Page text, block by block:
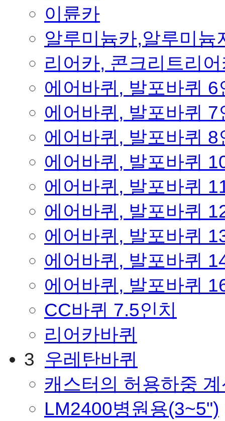
이륜카
알루미늄카,알루미늄
리어카, 콘크리트리
에어바퀴, 발포바퀴 6
에어바퀴, 발포바퀴 7
에어바퀴, 발포바퀴 8
에어바퀴, 발포바퀴
에어바퀴, 발포바퀴
에어바퀴, 발포바퀴
에어바퀴, 발포바퀴
에어바퀴, 발포바퀴
에어바퀴, 발포바퀴
CC바퀴 7.5인치
리어카바퀴
3 우레탄바퀴
캐스터의 허용하중
LM2400병원용(3~5")